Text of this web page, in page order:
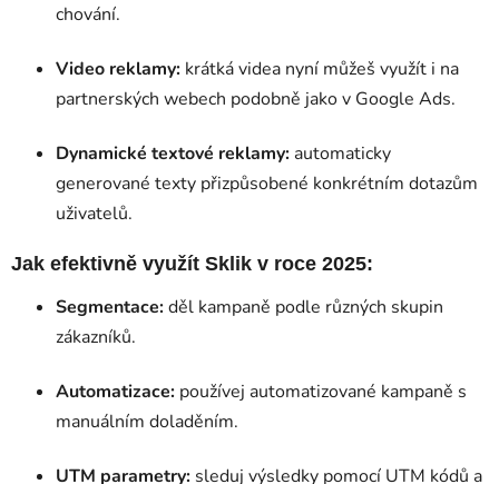
chování.
Video reklamy: krátká videa nyní můžeš využít i na
partnerských webech podobně jako v Google Ads.
Dynamické textové reklamy: automaticky
generované texty přizpůsobené konkrétním dotazům
uživatelů.
Jak efektivně využít Sklik v roce 2025:
Segmentace:děl kampaně podle různých skupin
zákazníků.
Automatizace: používej automatizované kampaně s
manuálním doladěním.
UTM parametry: sleduj výsledky pomocí UTM kódů a